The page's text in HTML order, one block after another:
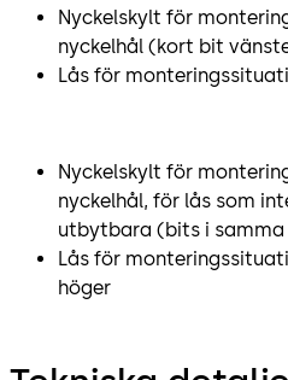
Nyckelskylt för
nyckelhål (kort bit
Lås för
Nyckelskylt för
nyckelhål, för lås som
utbytbara (bits i
Lås för
höger